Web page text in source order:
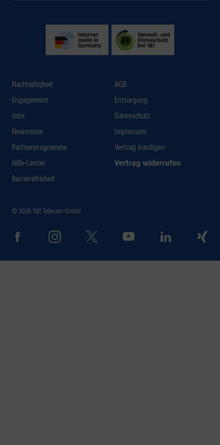
Nachhaltigkeit
Engagement
Jobs
Newsroom
Partnerprogramme
Hilfe-Center
Barrierefreiheit
AGB
Entsorgung
Datenschutz
Impressum
Vertrag kündigen
Vertrag widerrufen
© 2026 1&1 Telecom GmbH